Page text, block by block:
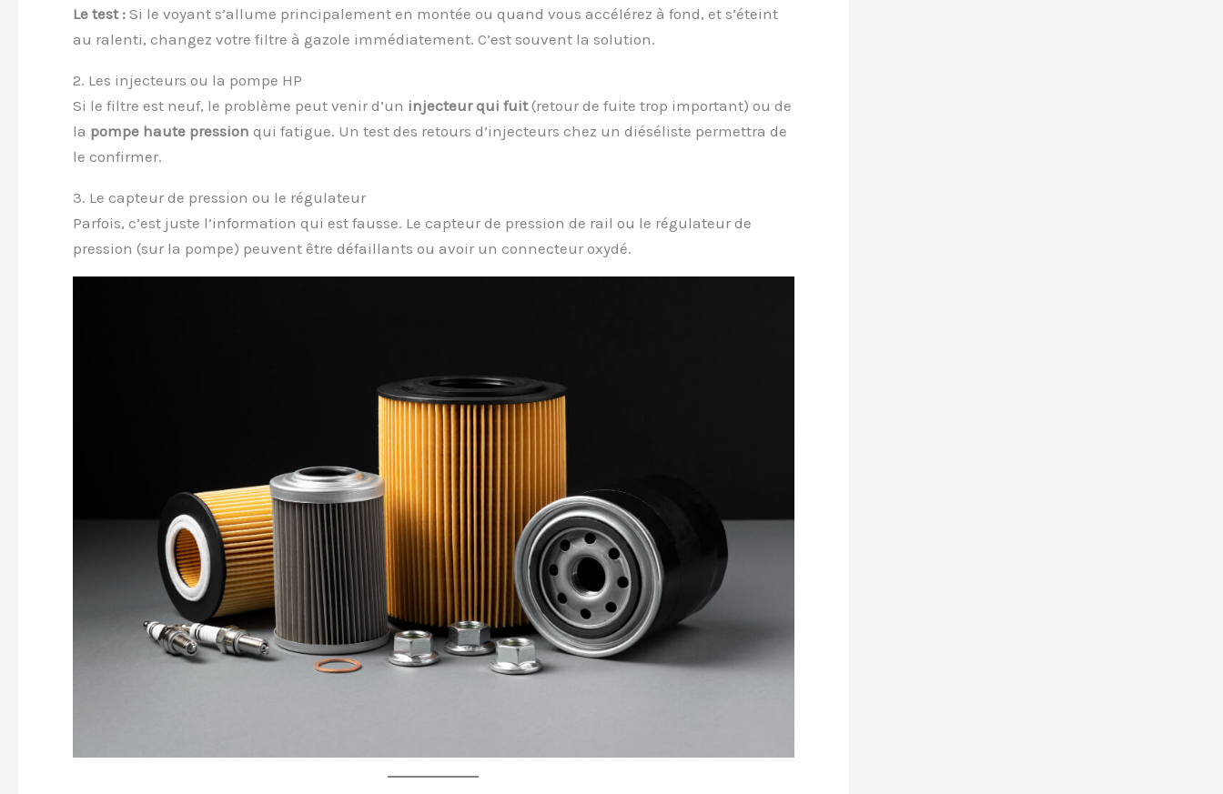
Le test : Si le voyant s’allume principalement en montée ou quand vous accélérez à fond, et s’éteint
au ralenti, changez votre filtre à gazole immédiatement. C’est souvent la solution.
2. Les injecteurs ou la pompe HP
Si le filtre est neuf, le problème peut venir d’un injecteur qui fuit(retour de fuite trop important) ou de
la pompe haute pression qui fatigue. Un test des retours d’injecteurs chez un diéséliste permettra de
le confirmer.
3. Le capteur de pression ou le régulateur
Parfois, c’est juste l’information qui est fausse. Le capteur de pression de rail ou le régulateur de
pression (sur la pompe) peuvent être défaillants ou avoir un connecteur oxydé.